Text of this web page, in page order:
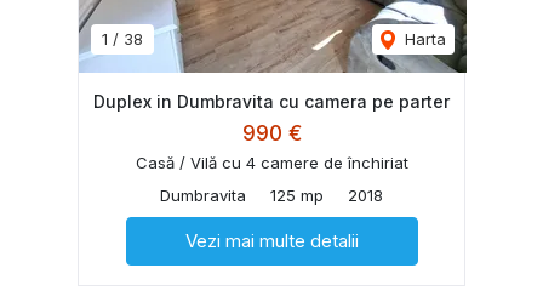
1 / 38 Harta
Duplex in Dumbravita cu camera pe parter
990 €
Casă / Vilă cu 4 camere de închiriat
Dumbravita
125 mp 2018
Vezi mai multe detalii